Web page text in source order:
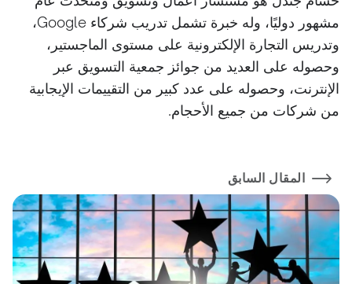
مشهور دوليًا، وله خبرة تشمل تدريب شركاء Google،
وتدريس التجارة الإلكترونية على مستوى الماجستير،
وحصوله على العديد من جوائز جمعية التسويق عبر
الإنترنت، وحصوله على عدد كبير من التقييمات الإيجابية
من شركات من جميع الأحجام.
المقال السابق